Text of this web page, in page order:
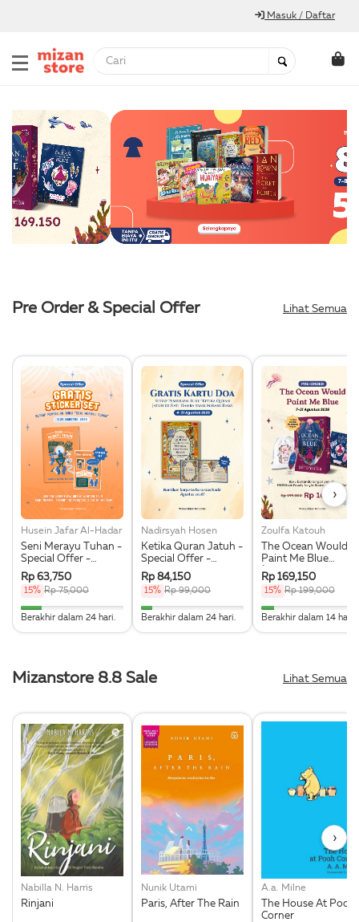
Masuk / Daftar
Pre Order & Special Offer Lihat Semua
Husein Jafar Al-Hadar
Seni Merayu Tuhan -
Special Offer -
Bonus Sticker Set
Rp 63,750
15% Rp 75,000
20% Complete
Berakhir dalam 24 hari.
Nadirsyah Hosen
Ketika Quran Jatuh -
Special Offer -
Bonus Kartu Doa
Rp 84,150
15% Rp 99,000
11.111111111111% Complete
Berakhir dalam 24 hari.
Zoulfa Katouh
The Ocean Would
Paint Me Blue
(Illustration Edges) -
Exclusive Pre Order
Acrylic Bookmark,
Pouch & Sticker Set
Rp 169,150
15% Rp 199,000
12.5% Complete
Berakhir dalam 14 hari.
›
Mizanstore 8.8 Sale Lihat Semua
Nabilla N. Harris
Rinjani
Nunik Utami
Paris, After The Rain
A.a. Milne
The House At Pooh
Corner
›